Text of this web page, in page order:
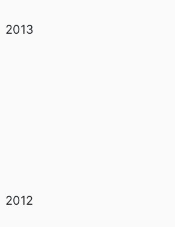
2013
2012